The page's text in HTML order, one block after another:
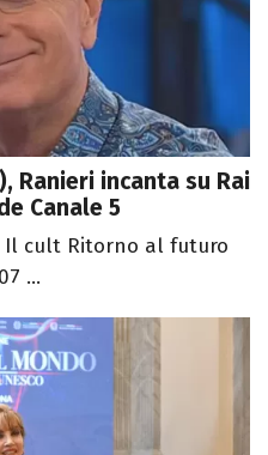
Ranieri incanta su Rai
Canale 5
Il cult Ritorno al futuro
...